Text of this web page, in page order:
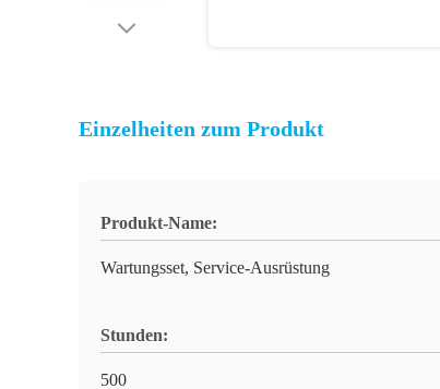
Einzelheiten zum Produkt
Produkt-Name:
Wartungsset, Service-Ausrüstung
Stunden:
500